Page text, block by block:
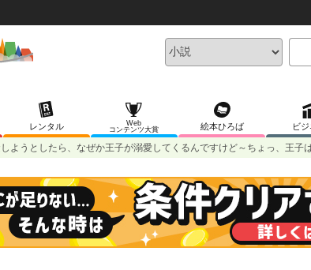
レンタル
Web
コンテンツ大賞
絵本ひろば ビジ
ようとしたら、なぜか王子が溺愛してくるんですけど～ちょっ、王子